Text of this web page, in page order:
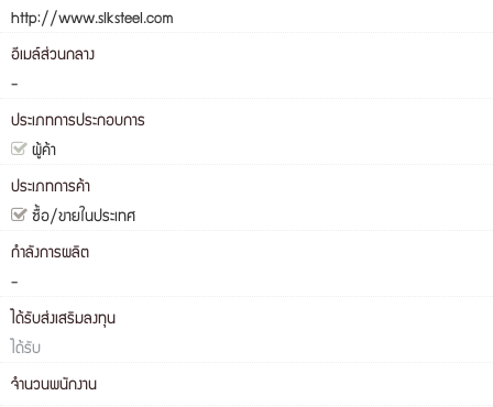
http://www.slksteel.com
อีเมล์ส่วนกลาง
-
ประเภทการประกอบการ
ผู้ค้า
ประเภทการค้า
ซื้อ/ขายในประเทศ
กำลังการผลิต
-
ได้รับส่งเสริมลงทุน
ได้รับ
จำนวนพนักงาน